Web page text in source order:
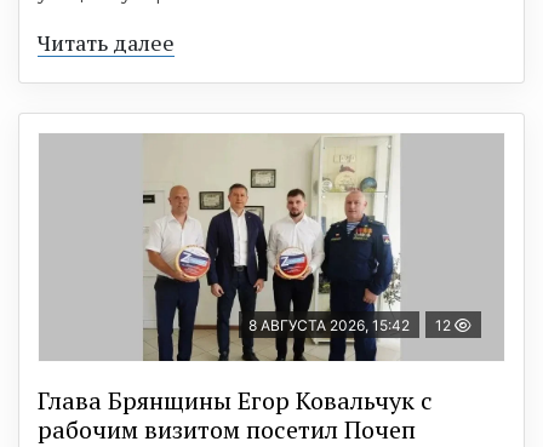
Читать далее
8 АВГУСТА 2026, 15:42 12
Глава Брянщины Егор Ковальчук с
рабочим визитом посетил Почеп